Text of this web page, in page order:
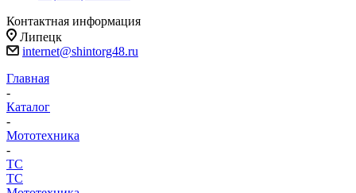
Контактная информация
Липецк
internet@shintorg48.ru
Главная
-
Каталог
-
Мототехника
-
ТС
ТС